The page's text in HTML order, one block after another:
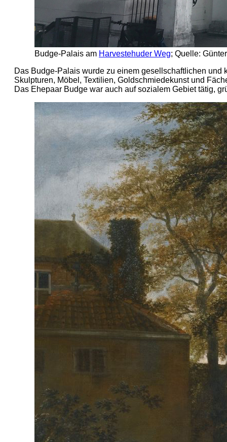
Budge-Palais am Harvestehuder Weg; Quelle:
Das Budge-Palais wurde zu einem gesellschaftlichen
Skulpturen, Möbel, Textilien, Goldschmiedekunst und
Das Ehepaar Budge war auch auf sozialem Gebiet tätig,